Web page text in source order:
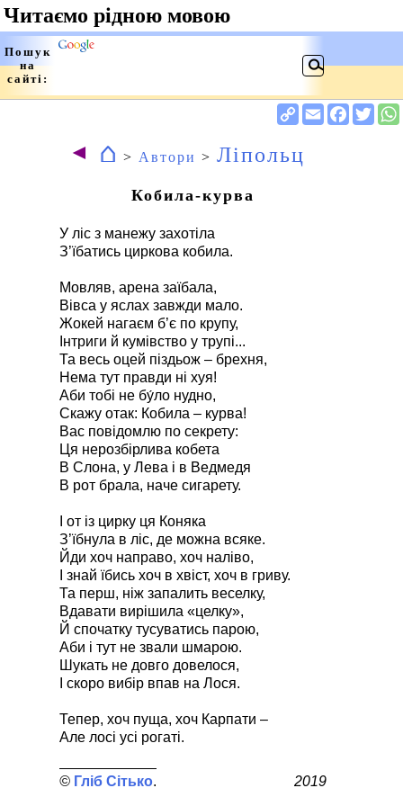
◄ ⌂ > Автори > Ліпольц
Кобила-курва
У ліс з манежу захотіла
З’їбатись циркова кобила.
Мовляв, арена заїбала,
Вівса у яслах завжди мало.
Жокей нагаєм б’є по крупу,
Інтриги й кумівство у трупі...
Та весь оцей піздьож – брехня,
Нема тут правди ні хуя!
Аби тобі не бу́ло нудно,
Скажу отак: Кобила – курва!
Вас повідомлю по секрету:
Ця нерозбірлива кобета
В Слона, у Лева і в Ведмедя
В рот брала, наче сигарету.
І от із цирку ця Коняка
З’їбнула в ліс, де можна всяке.
Йди хоч направо, хоч наліво,
І знай їбись хоч в хвіст, хоч в гриву.
Та перш, ніж запалить веселку,
Вдавати вирішила «целку»,
Й спочатку тусуватись парою,
Аби і тут не звали шмарою.
Шукать не довго довелося,
І скоро вибір впав на Лося.
Тепер, хоч пуща, хоч Карпати –
Але лосі усі рогаті.
Гліб Сітько 2019